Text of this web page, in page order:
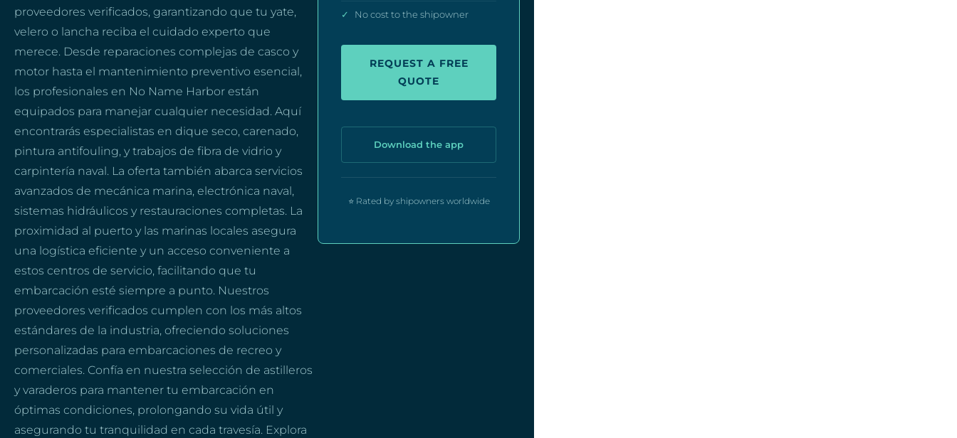
proveedores verificados, garantizando que tu yate,
velero o lancha reciba el cuidado experto que
merece. Desde reparaciones complejas de casco y
motor hasta el mantenimiento preventivo esencial,
los profesionales en No Name Harbor están
equipados para manejar cualquier necesidad. Aquí
encontrarás especialistas en dique seco, carenado,
pintura antifouling, y trabajos de fibra de vidrio y
carpintería naval. La oferta también abarca servicios
avanzados de mecánica marina, electrónica naval,
sistemas hidráulicos y restauraciones completas. La
proximidad al puerto y las marinas locales asegura
una logística eficiente y un acceso conveniente a
estos centros de servicio, facilitando que tu
embarcación esté siempre a punto. Nuestros
proveedores verificados cumplen con los más altos
estándares de la industria, ofreciendo soluciones
personalizadas para embarcaciones de recreo y
comerciales. Confía en nuestra selección de astilleros
y varaderos para mantener tu embarcación en
óptimas condiciones, prolongando su vida útil y
asegurando tu tranquilidad en cada travesía. Explora
✓ No cost to the shipowner
REQUEST A FREE
QUOTE
Download the app
⭐ Rated by shipowners worldwide